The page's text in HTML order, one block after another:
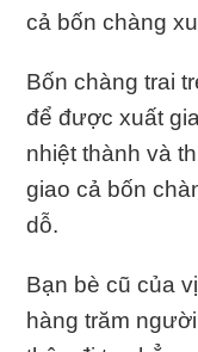
cả bốn chàng
Bốn chàng trai
để được xuất
nhiệt thành và
giao cả bốn
dỗ.
Bạn bè cũ của
hàng trăm